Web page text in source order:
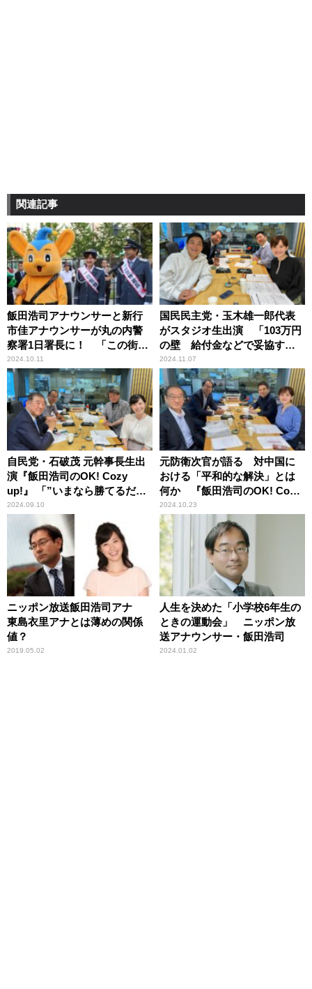
関連記事
飯田浩司アナウンサーと新行
市佳アナウンサーが丸の内警
察署1日署長に！ 「この街の
安心・安全を守るため、皆さ
ん一緒に頑張りましょう！」
2024.10.11
国民民主党・玉木雄一郎代表
がスタジオ生出演 「103万円
の壁 給付金などで妥協する
ことは一切ない」『飯田浩司
のOK!Cozy up!』
2024.11.07
自民党・石破茂 元幹事長生出
演『飯田浩司のOK! Cozy
up!』 「”いまなら勝てるだろ
う解散”みたいなことはよくな
2024.09.10
元防衛次官が語る 対中国に
おける「平和的な解決」とは
何か 『飯田浩司のOK! Cozy
up!』
2024.10.23
ニッポン放送飯田浩司アナ
東島衣里アナとは薄めの関係
値？
2019.05.02
人生を決めた「小学校6年生の
ときの運動会」 ニッポン放
送アナウンサー・飯田浩司
2024.01.02